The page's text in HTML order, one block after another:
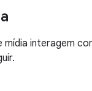
mídia interagem